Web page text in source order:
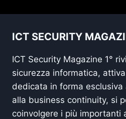
ICT SECURITY
ICT Security Magazine 1°
sicurezza informatica,
dedicata in forma
alla business continuity, si
coinvolgere i più importanti